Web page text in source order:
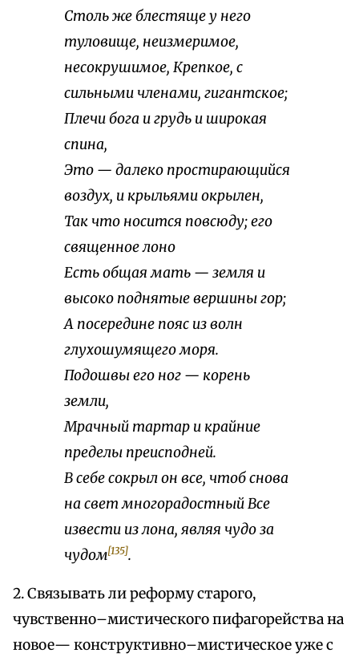
Столь же блестяще у него
туловище, неизмеримое,
несокрушимое, Крепкое, с
сильными членами, гигантское;
Плечи бога и грудь и широкая
спина,
Это — далеко простирающийся
воздух, и крыльями окрылен,
Так что носится повсюду; его
священное лоно
Есть общая мать — земля и
высоко поднятые вершины гор;
А посередине пояс из волн
глухошумящего моря.
Подошвы его ног — корень
земли,
Мрачный тартар и крайние
пределы преисподней.
В себе сокрыл он все, чтоб снова
на свет многорадостный Все
извести из лона, являя чудо за
чудом[135].
2. Связывать ли реформу старого,
чувственно–мистического пифагорейства на
новое— конструктивно–мистическое уже с